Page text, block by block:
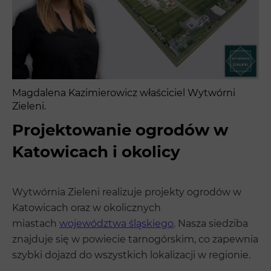
Magdalena Kazimierowicz właściciel Wytwórni
Zieleni.
Projektowanie ogrodów w
Katowicach i okolicy
Wytwórnia Zieleni realizuje projekty ogrodów w
Katowicach oraz w okolicznych
miastach województwa śląskiego. Nasza siedziba
znajduje się w powiecie tarnogórskim, co zapewnia
szybki dojazd do wszystkich lokalizacji w regionie.